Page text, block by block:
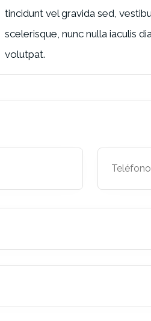
tincidunt vel gravida sed,
scelerisque, nunc nulla iaculis
volutpat.